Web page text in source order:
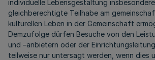
individuelle Lebensgestaltung
gleichberechtigte Teilhabe am
kulturellen Leben in der Gemeinschaft
Demzufolge dürfen Besuche von den
und –anbietern oder der
teilweise nur untersagt werden, wenn dies